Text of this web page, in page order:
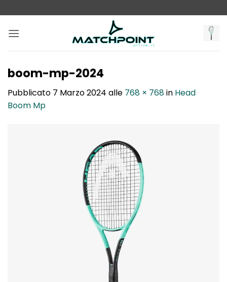
ai
contenuti
boom-mp-2024
Pubblicato 7 Marzo 2024 alle 768 × 768in Head
Boom Mp